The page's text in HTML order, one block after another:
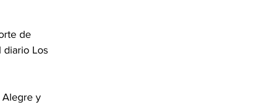
de
diario Los
Alegre y